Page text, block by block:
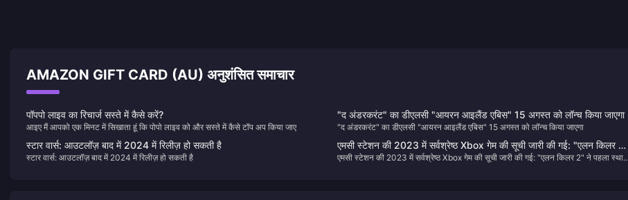
AMAZON GIFT CARD (AU) अनुशंसित समाचार
पॉपपो लाइव का रिचार्ज सस्ते में कैसे करें?
आइए मैं आपको एक मिनट में सिखाता हूं कि पोपो लाइव को और सस्ते में कैसे टॉप अप किया जाए
"द अंडरकरंट" का डीएलसी "आयरन आइलैंड एबिस" 15 अगस्त को लॉन्च किया जाएगा
"द अंडरकरंट" का डीएलसी "आयरन आइलैंड एबिस" 15 अगस्त को लॉन्च किया जाएगा
स्टार वार्स: आउटलॉज़ बाद में 2024 में रिलीज़ हो सकती है
स्टार वार्स: आउटलॉज़ बाद में 2024 में रिलीज़ हो सकती है
एमसी स्टेशन की 2023 में सर्वश्रेष्ठ Xbox गेम की सूची जारी की गई: "एलन किलर 2"
ने पहला स्थान हासिल किया
एमसी स्टेशन की 2023 में सर्वश्रेष्ठ Xbox गेम की सूची जारी की गई: "एलन किलर 2" ने पहला स्थान